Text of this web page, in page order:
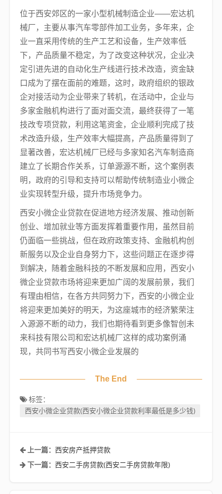
位于西安郊区的一家小型机械制造企业——宏达机
械厂，主要从事汽车零部件加工业务，多年来，企
业一直采用传统的生产工艺和设备，生产效率低
下，产品质量不稳定，为了改变这种状况，企业决
定引进先进的自动化生产线进行技术改造，资金缺
口成为了摆在面前的难题，这时，政府组织的银政
企对接活动为企业带来了转机，在活动中，企业与
多家金融机构进行了面对面交流，最终获得了一笔
技改专项贷款，利用这笔资金，企业顺利完成了技
术改造升级，生产效率大幅提高，产品质量得到了
显著改善，宏达机械厂已经与多家知名汽车制造商
建立了长期合作关系，订单源源不断，这个案例表
明，政府的引导和支持可以帮助传统制造业小微企
业实现转型升级，提升市场竞争力。
西安小微企业贷款在促进地方经济发展、推动创新
创业、增加就业等方面发挥着重要作用，虽然目前
仍面临一些挑战，但在政府政策支持、金融机构创
新服务以及企业自身努力下，这些问题正在逐步得
到解决，随着金融科技的不断发展和应用，西安小
微企业贷款市场将迎来更加广阔的发展前景，我们
有理由相信，在各方共同努力下，西安的小微企业
将迎来更加美好的明天，为这座城市的经济繁荣注
入源源不断的动力，我们也期待看到更多像智创未
来科技有限公司和宏达机械厂这样的成功案例涌
现，共同书写西安小微企业发展的
The End
标签：
西安小微企业贷款(西安小微企业贷款利率最低是多少钱)
上一篇：西安房产抵押贷款
下一篇：西安二手房贷款(西安二手房贷款年限)